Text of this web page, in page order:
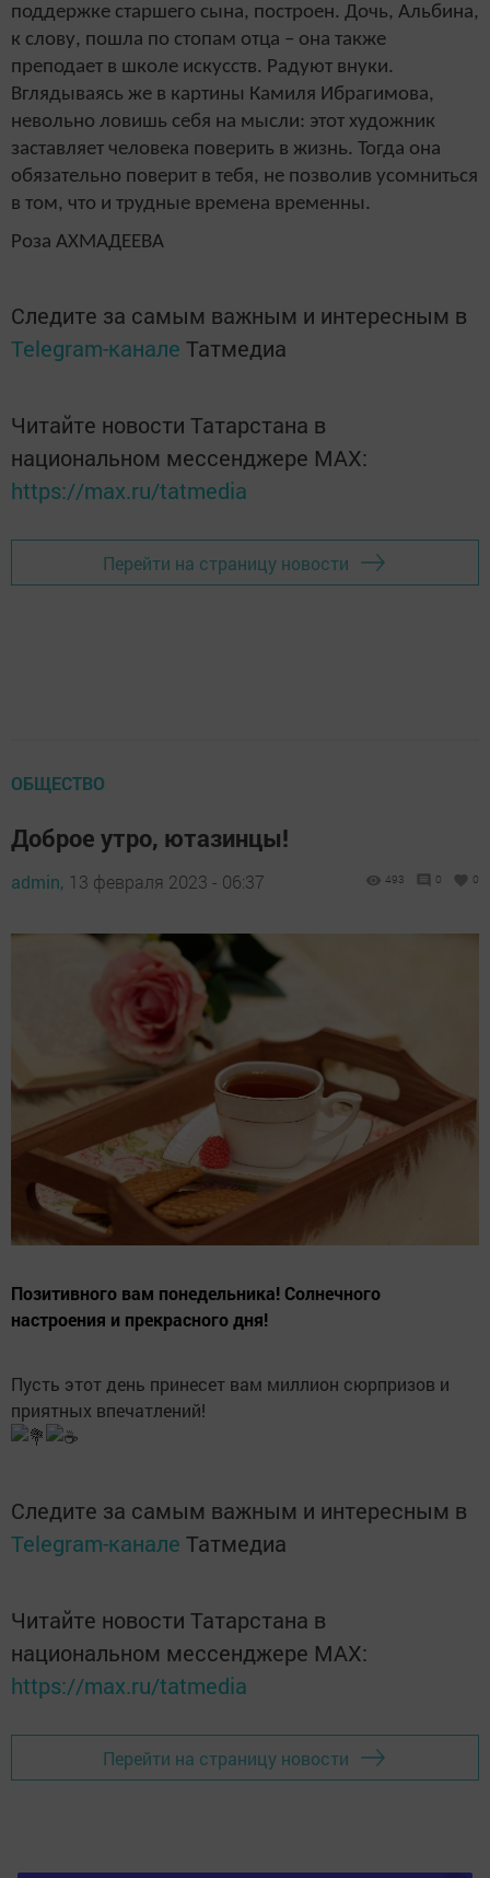
поддержке старшего сына, построен. Дочь, Альбина,
к слову, пошла по стопам отца – она также
преподает в школе искусств. Радуют внуки.
Вглядываясь же в картины Камиля Ибрагимова,
невольно ловишь себя на мысли: этот художник
заставляет человека поверить в жизнь. Тогда она
обязательно поверит в тебя, не позволив усомниться
в том, что и трудные времена временны.
Роза АХМАДЕЕВА
Следите за самым важным и интересным в
Telegram-канале Татмедиа
Читайте новости Татарстана в
национальном мессенджере MАХ:
https://max.ru/tatmedia
Перейти на страницу новости
ОБЩЕСТВО
Доброе утро, ютазинцы!
admin, 13 февраля 2023 - 06:37 493 0 0
Позитивного вам понедельника! Солнечного
настроения и прекрасного дня!
Пусть этот день принесет вам миллион сюрпризов и
приятных впечатлений!
Следите за самым важным и интересным в
Telegram-канале Татмедиа
Читайте новости Татарстана в
национальном мессенджере MАХ:
https://max.ru/tatmedia
Перейти на страницу новости